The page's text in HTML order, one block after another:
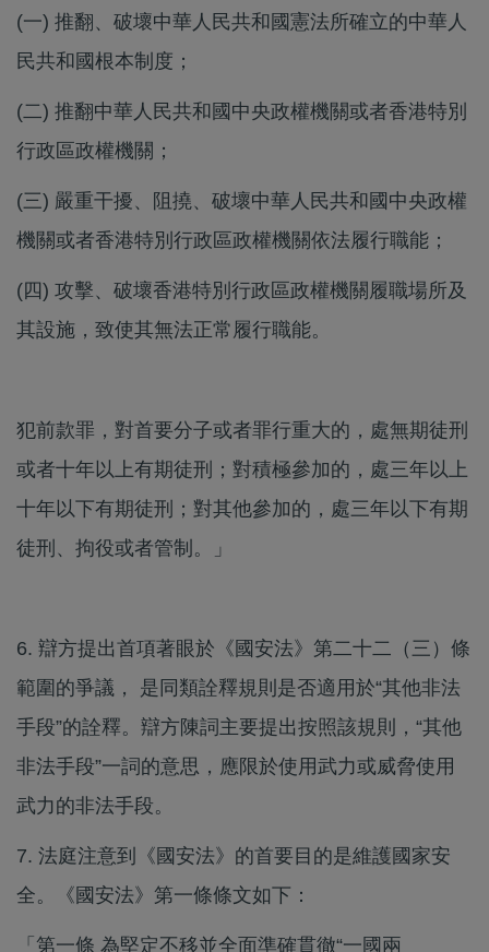
​​(一) 推翻、破壞中華人民共和國憲法所確立的中華人
民共和國根本制度；
(二) 推翻中華人民共和國中央政權機關或者香港特別
行政區政權機關；
(三) 嚴重干擾、阻撓、破壞中華人民共和國中央政權
機關或者香港特別行政區政權機關依法履行職能；
(四) 攻擊、破壞香港特別行政區政權機關履職場所及
其設施，致使其無法正常履行職能。
​犯前款罪，對首要分子或者罪行重大的，處無期徒刑
或者十年以上有期徒刑；對積極參加的，處三年以上
十年以下有期徒刑；對其他參加的，處三年以下有期
徒刑、拘役或者管制。」
6. 辯方提出首項著眼於《國安法》第二十二（三）條
範圍的爭議， 是同類詮釋規則是否適用於“其他非法
手段”的詮釋。辯方陳詞主要提出按照該規則，“其他
非法手段”一詞的意思，應限於使用武力或威脅使用
武力的非法手段。
7. 法庭注意到《國安法》的首要目的是維護國家安
全。《國安法》第一條條文如下：
「​第一條 為堅定不移並全面準確貫徹“一國兩